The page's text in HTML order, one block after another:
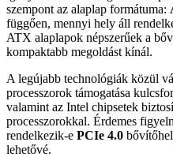
szempont az alaplap formátuma:
függően, mennyi hely áll
ATX alaplapok népszerűek a
kompaktabb megoldást kínál.
A legújabb technológiák közül
processzorok támogatása
valamint az Intel chipsetek
processzorokkal. Érdemes
rendelkezik-e PCIe 4.0
lehetővé.